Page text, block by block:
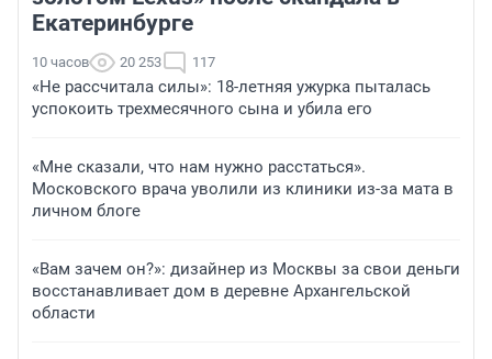
Екатеринбурге
10 часов 20 253 117
«Не рассчитала силы»: 18-летняя ужурка пыталась
успокоить трехмесячного сына и убила его
«Мне сказали, что нам нужно расстаться».
Московского врача уволили из клиники из-за мата в
личном блоге
«Вам зачем он?»: дизайнер из Москвы за свои деньги
восстанавливает дом в деревне Архангельской
области